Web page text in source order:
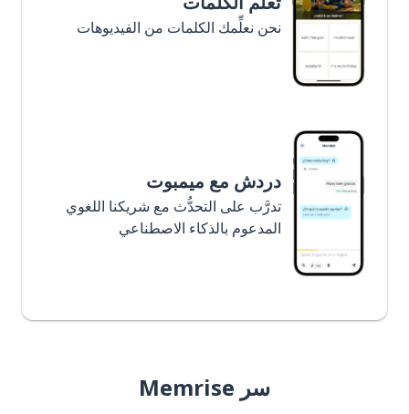
نحن نعلِّمك الكلمات من الفيديوهات
دردش مع ميمبوت
تدرَّب على التحدُّث مع شريكنا اللغوي
المدعوم بالذكاء الاصطناعي
سر Memrise